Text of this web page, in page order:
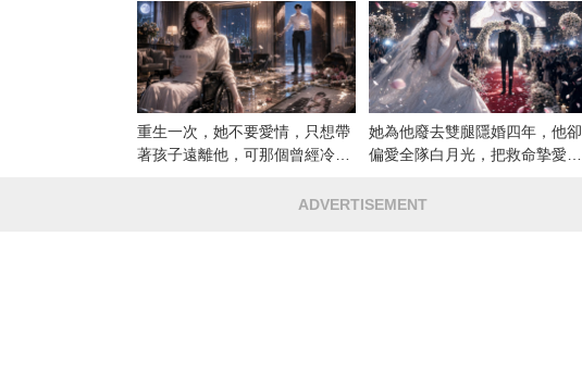
重生一次，她不要愛情，只想帶
著孩子遠離他，可那個曾經冷漠
她為他廢去雙腿隱婚四年，他卻
偏愛全隊白月光，把救命摯愛當
ADVERTISEMENT